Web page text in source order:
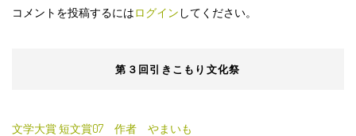
コメントを投稿するにはログイン してください。
第３回引きこもり文化祭
文学大賞 短文賞07 作者 やまいも